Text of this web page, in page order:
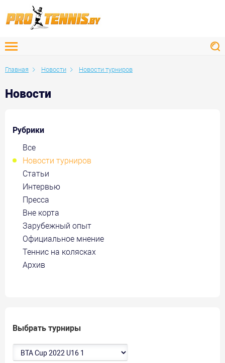
Главная Новости Новости турниров
Новости
Рубрики
Все
Новости турниров
Статьи
Интервью
Пресса
Вне корта
Зарубежный опыт
Официальное мнение
Теннис на колясках
Архив
Выбрать турниры